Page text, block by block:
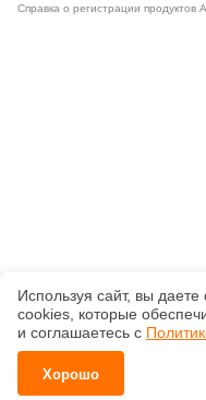
Справка о регистрации продуктов
Используя сайт, вы
сооkiеs, которые
и соглашаетесь с
Хорошо